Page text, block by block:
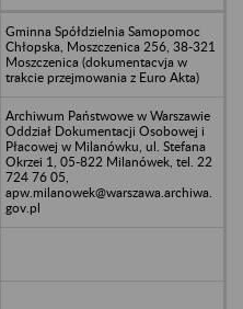
Gminna Spółdzielnia Samopomoc
Chłopska, Moszczenica 256, 38-321
Moszczenica (dokumentacvja w
trakcie przejmowania z Euro Akta)
Archiwum Państwowe w Warszawie
Oddział Dokumentacji Osobowej i
Płacowej w Milanówku, ul. Stefana
Okrzei 1, 05-822 Milanówek, tel. 22
724 76 05,
apw.milanowek@warszawa.archiwa.
gov.pl